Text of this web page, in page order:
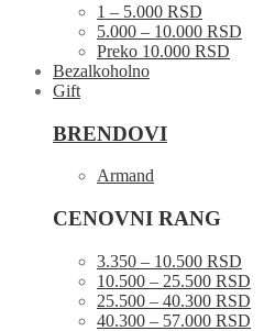
1 – 5.000 RSD
5.000 – 10.000 RSD
Preko 10.000 RSD
Bezalkoholno
Gift
BRENDOVI
Armand
CENOVNI RANG
3.350 – 10.500 RSD
10.500 – 25.500 RSD
25.500 – 40.300 RSD
40.300 – 57.000 RSD